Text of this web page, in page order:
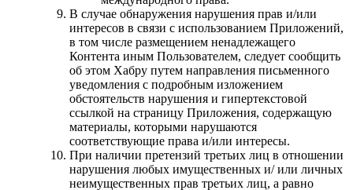
В случае обнаружения нарушения прав и/или
интересов в связи с использованием Приложений,
в том числе размещением ненадлежащего
Контента иным Пользователем, следует сообщить
об этом Хабру путем направления письменного
уведомления с подробным изложением
обстоятельств нарушения и гипертекстовой
ссылкой на страницу Приложения, содержащую
материалы, которыми нарушаются
соответствующие права и/или интересы.
При наличии претензий третьих лиц в отношении
нарушения любых имущественных и/ или личных
неимущественных прав третьих лиц, а равно